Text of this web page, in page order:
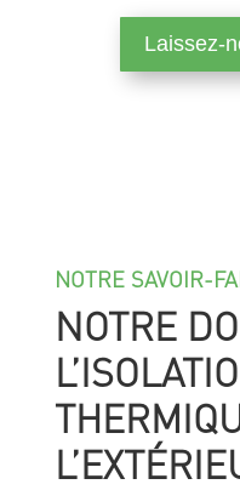
Laissez-
NOTRE SAVOIR-
NOTRE